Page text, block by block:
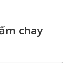
chay